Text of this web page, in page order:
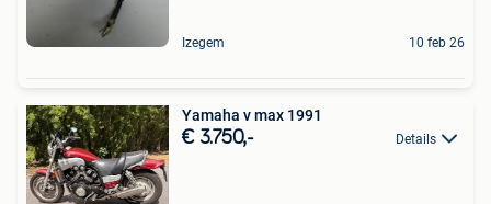
Izegem 10 feb 26
Yamaha v max 1991
€ 3.750,- Details